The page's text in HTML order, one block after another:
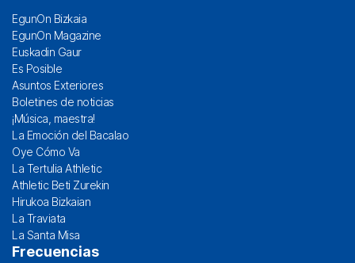
EgunOn Bizkaia
EgunOn Magazine
Euskadin Gaur
Es Posible
Asuntos Exteriores
Boletines de noticias
¡Música, maestra!
La Emoción del Bacalao
Oye Cómo Va
La Tertulia Athletic
Athletic Beti Zurekin
Hirukoa Bizkaian
La Traviata
La Santa Misa
Frecuencias